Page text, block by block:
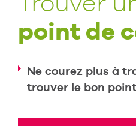
point de
Ne courez plus à
trouver le bon